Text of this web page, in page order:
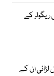
ریگولر کے
ان کے